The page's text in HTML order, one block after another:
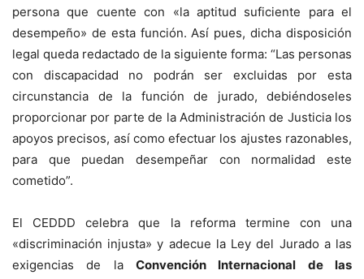
persona que cuente con «la aptitud suficiente para el
desempeño» de esta función. Así pues, dicha disposición
legal queda redactado de la siguiente forma: “Las personas
con discapacidad no podrán ser excluidas por esta
circunstancia de la función de jurado, debiéndoseles
proporcionar por parte de la Administración de Justicia los
apoyos precisos, así como efectuar los ajustes razonables,
para que puedan desempeñar con normalidad este
cometido”.
El CEDDD celebra que la reforma termine con una
«discriminación injusta» y adecue la Ley del Jurado a las
exigencias de la Convención Internacional de las